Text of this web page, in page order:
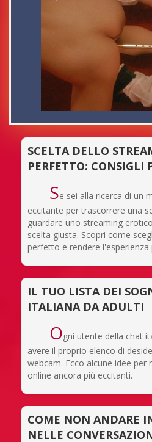
SCELTA DELLO
PERFETTO: CONSIGLI
Se sei alla ricerca di un
eccitante per trascorrere una
guardare uno streaming
scelta giusta. Scopri come
perfetto e rendere
IL TUO LISTA DEI
ITALIANA DA ADULTI
Ogni utente della chat
avere il proprio elenco di
webcam. Ecco alcune idee
online ancora più eccitanti.
COME NON ANDARE
NELLE